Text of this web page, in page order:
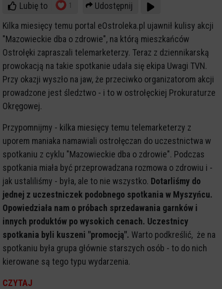
Lubię to 1
Udostępnij
Kilka miesięcy temu portal eOstroleka.pl ujawnił kulisy akcji
"Mazowieckie dba o zdrowie", na którą mieszkańców
Ostrołęki zapraszali telemarketerzy. Teraz z dziennikarską
prowokacją na takie spotkanie udała się ekipa Uwagi TVN.
Przy okazji wyszło na jaw, że przeciwko organizatorom akcji
prowadzone jest śledztwo - i to w ostrołęckiej Prokuraturze
Okręgowej.
Przypomnijmy - kilka miesięcy temu telemarketerzy z
uporem maniaka namawiali ostrołęczan do uczestnictwa w
spotkaniu z cyklu "Mazowieckie dba o zdrowie". Podczas
spotkania miała być przeprowadzana rozmowa o zdrowiu i -
jak ustaliliśmy - była, ale to nie wszystko. Dotarliśmy do
jednej z uczestniczek podobnego spotkania w Myszyńcu.
Opowiedziała nam o próbach sprzedawania garnków i
innych produktów po wysokich cenach. Uczestnicy
spotkania byli kuszeni "promocją". Warto podkreślić, że na
spotkaniu była grupa głównie starszych osób - to do nich
kierowane są tego typu wydarzenia.
CZYTAJ